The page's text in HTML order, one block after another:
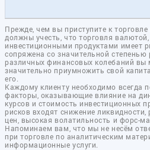
Прежде, чем вы приступите к
должны учесть, что торговля
инвестиционными продуктами имеет
сопряжена со значительной степенью
различных финансовых колебаний вы
значительно приумножить свой
его.
Каждому клиенту необходимо всегда
факторы, оказывающие влияние на
курсов и стоимость инвестиционных
рисков входят снижение ликвидности,
цен, высокая волатильность и форс-
Напоминаем вам, что мы не несём
при торговле по аналитическим
информационные услуги.